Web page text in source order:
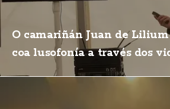
O camariñán Juan de
coa lusofonía a través dos